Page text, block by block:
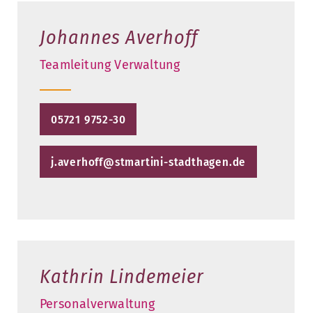
Johannes Averhoff
Teamleitung Verwaltung
05721 9752-30
j.averhoff@stmartini-stadthagen.de
Kathrin Lindemeier
Personalverwaltung